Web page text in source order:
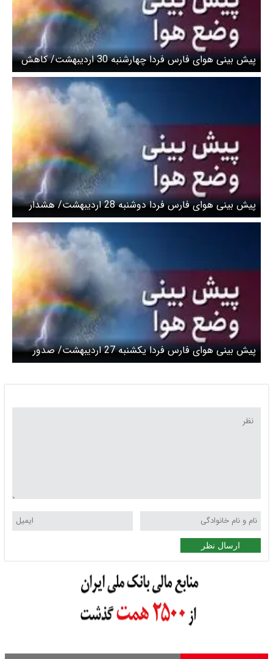
پیش بینی هوای فارس فردا چهارشنبه 30 اردیبهشت/ کاهش
تدریجی دما از چهارشنبه شب
پیش بینی هوای فارس فردا دوشنبه 28 اردیبهشت/ هشدار
کاهش ۷ درجه‌ای دما و خطر سرمازدگی
پیش بینی هوای فارس فردا یکشنبه 27 اردیبهشت/ صدور
هشدار نارنجی وزش باد شدید
ارسال نظر